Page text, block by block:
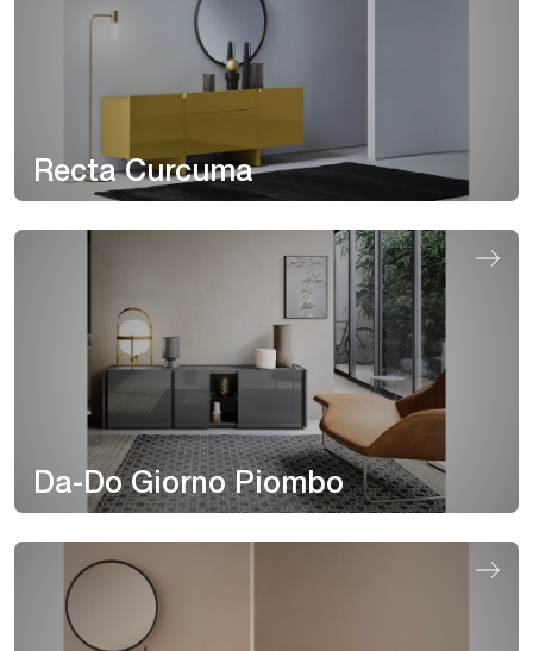
Recta Curcuma
Da-Do Giorno Piombo